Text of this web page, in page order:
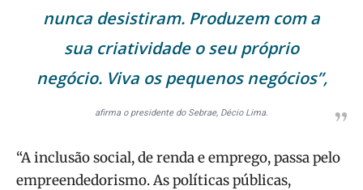
nunca desistiram. Produzem com a
sua criatividade o seu próprio
negócio. Viva os pequenos negócios”,
afirma o presidente do Sebrae, Décio Lima.
“A inclusão social, de renda e emprego, passa pelo
empreendedorismo. As políticas públicas,